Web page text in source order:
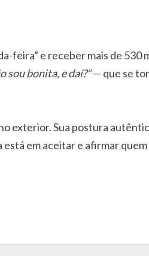
feira” e receber mais de 530
sou bonita, e daí?”— que se
exterior. Sua postura
em aceitar e afirmar quem